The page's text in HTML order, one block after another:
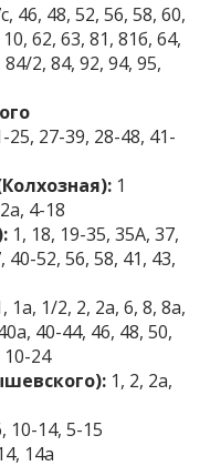
46, 48, 52, 56, 58, 60,
62, 63, 81, 81б, 64,
2, 84, 92, 94, 95,
25, 27-39, 28-48, 41-
1
4-18
1, 18, 19-35, 35А, 37,
40-52, 56, 58, 41, 43,
1а, 1/2, 2, 2а, 6, 8, 8а,
40-44, 46, 48, 50,
10-24
1, 2, 2а,
10-14, 5-15
14а